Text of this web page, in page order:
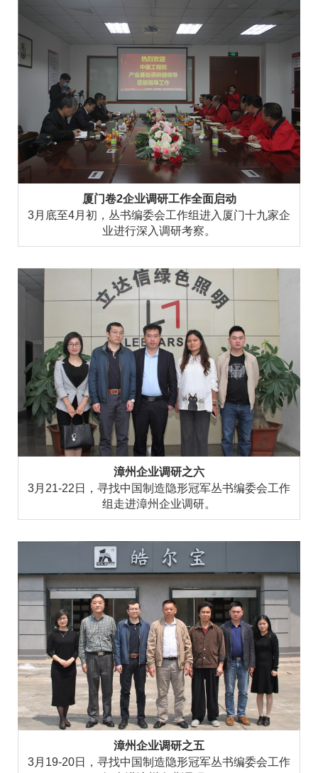
厦门卷2企业调研工作全面启动
3月底至4月初，丛书编委会工作组进入厦门十九家企
业进行深入调研考察。
漳州企业调研之六
3月21-22日，寻找中国制造隐形冠军丛书编委会工作
组走进漳州企业调研。
漳州企业调研之五
3月19-20日，寻找中国制造隐形冠军丛书编委会工作